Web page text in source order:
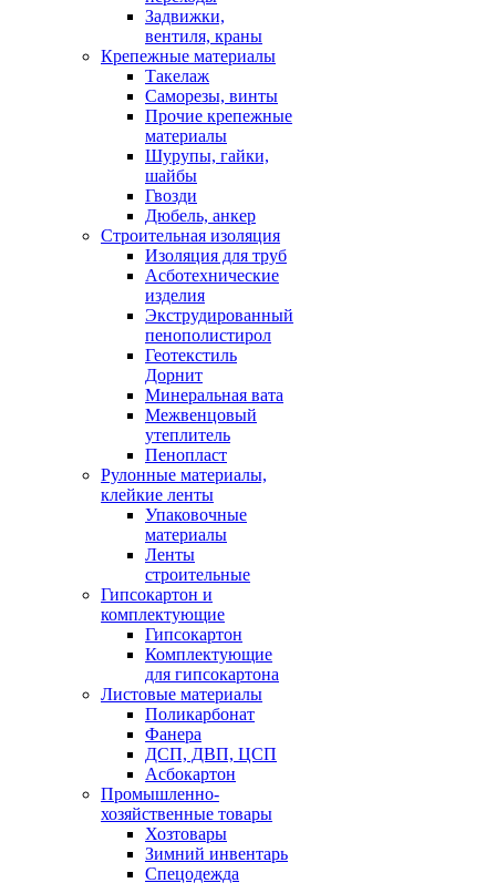
Задвижки,
вентиля, краны
Крепежные материалы
Такелаж
Саморезы, винты
Прочие крепежные
материалы
Шурупы, гайки,
шайбы
Гвозди
Дюбель, анкер
Строительная изоляция
Изоляция для труб
Асботехнические
изделия
Экструдированный
пенополистирол
Геотекстиль
Дорнит
Минеральная вата
Межвенцовый
утеплитель
Пенопласт
Рулонные материалы,
клейкие ленты
Упаковочные
материалы
Ленты
строительные
Гипсокартон и
комплектующие
Гипсокартон
Комплектующие
для гипсокартона
Листовые материалы
Поликарбонат
Фанера
ДСП, ДВП, ЦСП
Асбокартон
Промышленно-
хозяйственные товары
Хозтовары
Зимний инвентарь
Спецодежда